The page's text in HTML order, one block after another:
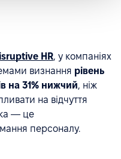
HR, у компаніях
визнання рівень
на 31% нижчий, ніж
на відчуття
— це
персоналу.